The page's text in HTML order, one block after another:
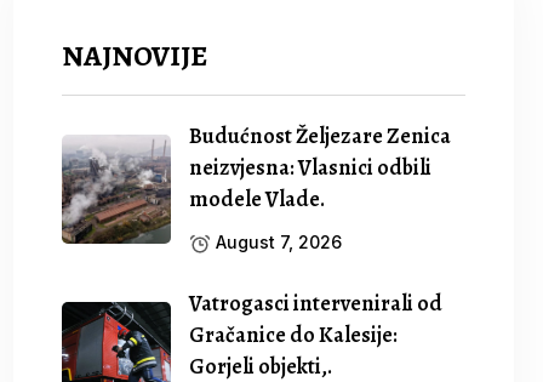
NAJNOVIJE
Budućnost Željezare Zenica
neizvjesna: Vlasnici odbili
modele Vlade.
August 7, 2026
Vatrogasci intervenirali od
Gračanice do Kalesije:
Gorjeli objekti,.